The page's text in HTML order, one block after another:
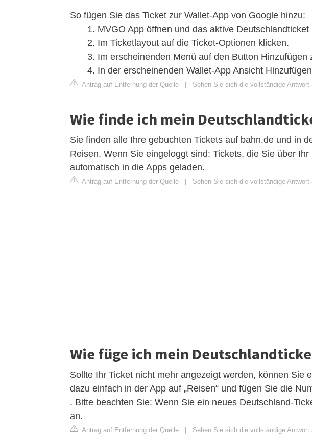
So fügen Sie das Ticket zur Wallet-App von Google hinzu:
MVGO App öffnen und das aktive
Im Ticketlayout auf die Ticket-Optionen klicken.
Im erscheinenden Menü auf den Button Hinzufügen
In der erscheinenden Wallet-App Ansicht
Antrag auf Entfernung der Quelle Sehen Sie sich die vollständige Antwort
Wie finde ich mein
Sie finden alle Ihre gebuchten Tickets auf bahn.de und in
Reisen. Wenn Sie eingeloggt sind: Tickets, die Sie über
automatisch in die Apps geladen.
Antrag auf Entfernung der Quelle Sehen Sie sich die vollständige Antwort
Wie füge ich mein
Sollte Ihr Ticket nicht mehr angezeigt werden, können Sie
dazu einfach in der App auf „Reisen“ und fügen Sie die
. Bitte beachten Sie: Wenn Sie ein neues Deutschland-
an.
Antrag auf Entfernung der Quelle Sehen Sie sich die vollständige